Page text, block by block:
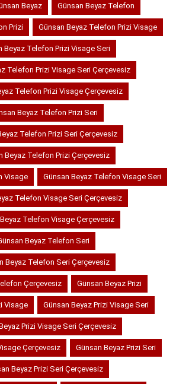
Beyaz Günsan Beyaz Telefon
Prizi Günsan Beyaz Telefon Prizi Visage
Beyaz Telefon Prizi Visage Seri
Telefon Prizi Visage Seri Çerçevesiz
Telefon Prizi Visage Çerçevesiz
Beyaz Telefon Prizi Seri
Telefon Prizi Seri Çerçevesiz
Beyaz Telefon Prizi Çerçevesiz
Visage Günsan Beyaz Telefon Visage Seri
Telefon Visage Seri Çerçevesiz
Telefon Visage Çerçevesiz
Beyaz Telefon Seri
Beyaz Telefon Seri Çerçevesiz
Çerçevesiz Günsan Beyaz Prizi
Visage Günsan Beyaz Prizi Visage Seri
Prizi Visage Seri Çerçevesiz
Çerçevesiz Günsan Beyaz Prizi Seri
Beyaz Prizi Seri Çerçevesiz